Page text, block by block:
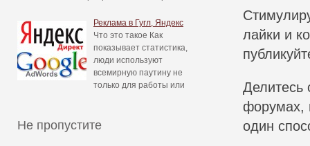
Реклама в Гугл, Яндекс
Что это такое Как
показывает статистика,
люди используют
всемирную паутину не
только для работы или
Не пропустите
лайки и
Делитесь
форумах,
один